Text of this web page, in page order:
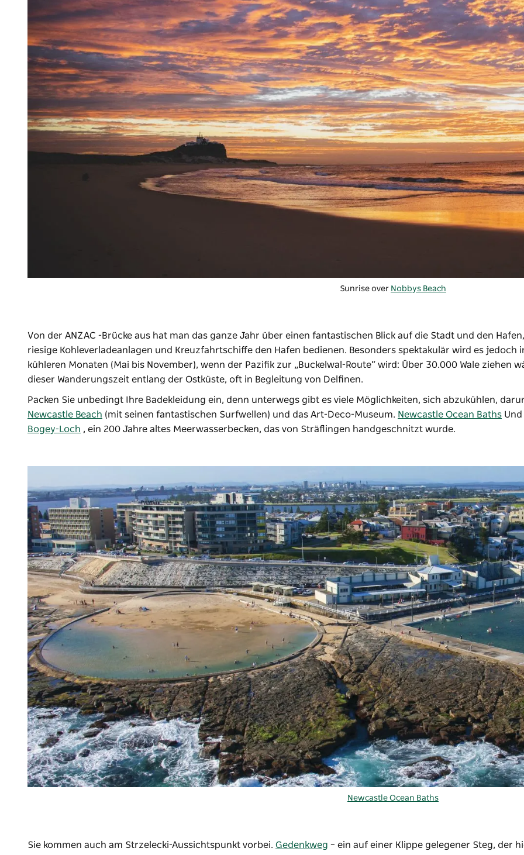
Sunrise over Nobbys Beach
Von der ANZAC -Brücke aus hat man das ganze Jahr über einen fantastischen Blick auf die Stadt und den
riesige Kohleverladeanlagen und Kreuzfahrtschiffe den Hafen bedienen. Besonders spektakulär wird es jedoch
kühleren Monaten (Mai bis November), wenn der Pazifik zur „Buckelwal-Route“ wird: Über 30.000 Wale ziehen
dieser Wanderungszeit entlang der Ostküste, oft in Begleitung von Delfinen.
Packen Sie unbedingt Ihre Badekleidung ein, denn unterwegs gibt es viele Möglichkeiten, sich abzukühlen,
Newcastle Beach (mit seinen fantastischen Surfwellen) und das Art-Deco-Museum. Newcastle Ocean Baths Und
Bogey-Loch , ein 200 Jahre altes Meerwasserbecken, das von Sträflingen handgeschnitzt wurde.
Newcastle Ocean Baths
Sie kommen auch am Strzelecki-Aussichtspunkt vorbei. Gedenkweg – ein auf einer Klippe gelegener Steg, der